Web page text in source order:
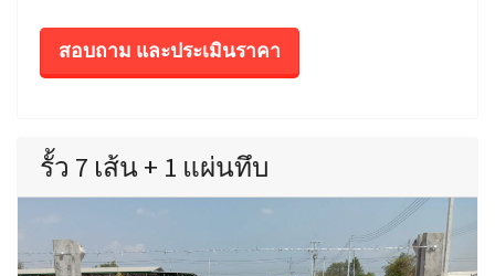
สอบถาม และประเมินราคา
รั้ว 7 เส้น + 1 แผ่นทึบ